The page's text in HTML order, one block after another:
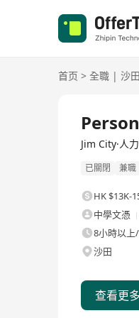
首页 > 全職 | 沙田
Jim City·人
已關閉 兼職
HK $13K-
中學文憑
8小時以上
沙田
查看更